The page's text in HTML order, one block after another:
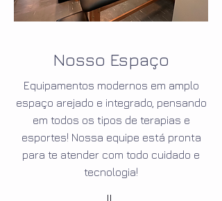
Nosso Espaço
Equipamentos modernos em amplo
espaço arejado e integrado, pensando
em todos os tipos de terapias e
esportes! Nossa equipe está pronta
para te atender com todo cuidado e
tecnologia!